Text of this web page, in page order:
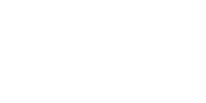
Nastojimo da
grešaka. Svi